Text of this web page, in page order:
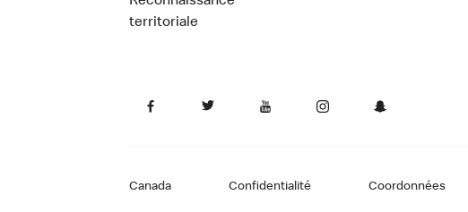
territoriale
Canada Confidentialité Coordonnées